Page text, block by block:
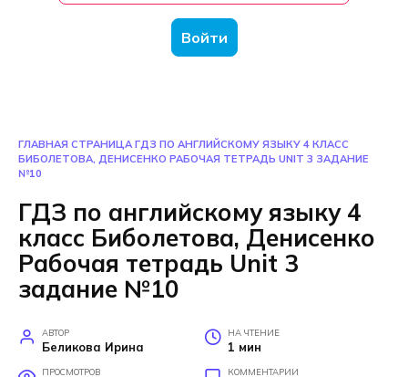
Войти
ГЛАВНАЯ СТРАНИЦА ГДЗ ПО АНГЛИЙСКОМУ ЯЗЫКУ 4 КЛАСС
БИБОЛЕТОВА, ДЕНИСЕНКО РАБОЧАЯ ТЕТРАДЬ UNIT 3 ЗАДАНИЕ
№10
ГДЗ по английскому языку 4
класс Биболетова, Денисенко
Рабочая тетрадь Unit 3
задание №10
АВТОР
Беликова Ирина
НА ЧТЕНИЕ
1 мин
ПРОСМОТРОВ КОММЕНТАРИИ